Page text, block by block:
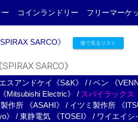
コインランドリー フリーマーケ
SARCO》 後で見るリスト
SARCO》
エスアンドケイ《S&K》 / / ベン 《VENN
Mitsubishi Electric》 / スパイラックス
作所 《ASAHI》 / イツミ製作所 《
》 / 東静電気 《TOSEI》 / ワイエイシ